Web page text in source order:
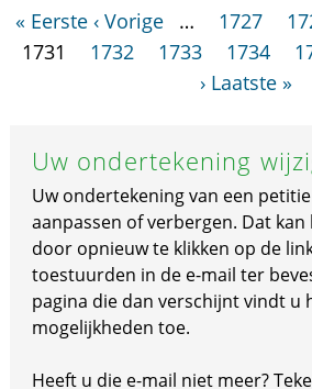
« Eerste ‹ Vorige … 1727
1731
1732 1733 1734
› Laatste »
Uw ondertekening
Uw ondertekening van een
aanpassen of verbergen. Dat kan
door opnieuw te klikken op de
toestuurden in de e-mail ter
pagina die dan verschijnt vindt u
mogelijkheden toe.
Heeft u die e-mail niet meer?